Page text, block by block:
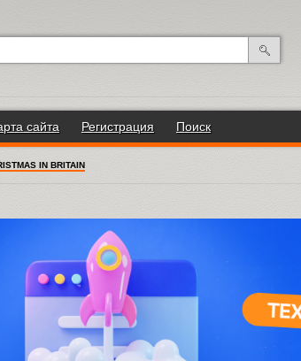
сайта Регистрация Поиск
IN BRITAIN